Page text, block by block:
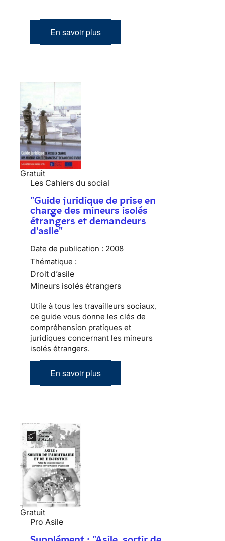
En savoir plus
Gratuit
Les Cahiers du social
"Guide juridique de prise en
charge des mineurs isolés
étrangers et demandeurs
d'asile"
Date de publication : 2008
Thématique :
Droit d’asile
Mineurs isolés étrangers
Utile à tous les travailleurs sociaux,
ce guide vous donne les clés de
compréhension pratiques et
juridiques concernant les mineurs
isolés étrangers.
En savoir plus
Gratuit
Pro Asile